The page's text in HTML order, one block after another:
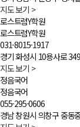
지도 보기 >
로스트럼Y학원
로스트럼Y학원
031-8015-1917
경기 화성시 10용사로
지도 보기 >
정음국어
정음국어
055-295-0606
경남 창원시 의창구 중동